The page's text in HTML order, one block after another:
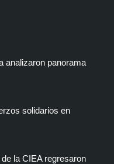
analizaron panorama
solidarios en
la CIEA regresaron